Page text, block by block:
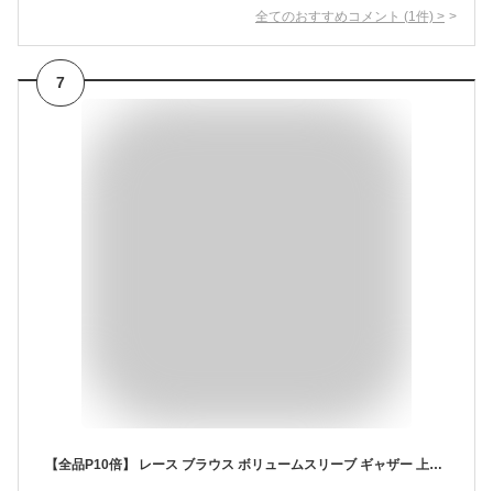
全てのおすすめコメント (1 件) >
7
【全品P10倍】 レース ブラウス ボリュームスリーブ ギャザー 上品 長袖 七分袖 薄手 透け感 ふんわり / 大人可愛い レディース トップス 刺繍 ボリューム袖 シースルー パンチングレース レースブラウス ゆったり 春 夏 秋 冬 襟無し 白 ふんわり ブラウス レディース